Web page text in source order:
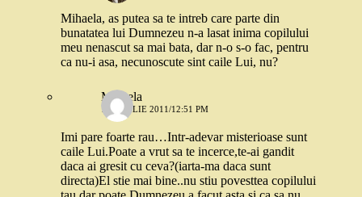
Mihaela, as putea sa te intreb care parte din
bunatatea lui Dumnezeu n-a lasat inima copilului
meu nenascut sa mai bata, dar n-o s-o fac, pentru
ca nu-i asa, necunoscute sint caile Lui, nu?
Mihaela
10 APRILIE 2011/12:51 PM
Imi pare foarte rau…Intr-adevar misterioase sunt
caile Lui.Poate a vrut sa te incerce,te-ai gandit
daca ai gresit cu ceva?(iarta-ma daca sunt
directa)El stie mai bine..nu stiu povesttea copilului